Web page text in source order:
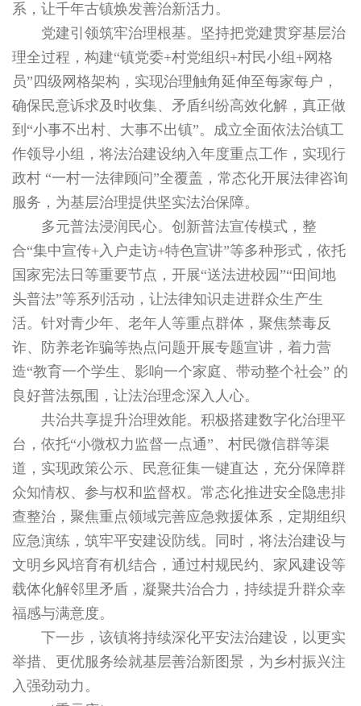
系，让千年古镇焕发善治新活力。
党建引领筑牢治理根基。坚持把党建贯穿基层治
理全过程，构建“镇党委+村党组织+村民小组+网格
员”四级网格架构，实现治理触角延伸至每家每户，
确保民意诉求及时收集、矛盾纠纷高效化解，真正做
到“小事不出村、大事不出镇”。成立全面依法治镇工
作领导小组，将法治建设纳入年度重点工作，实现行
政村 “一村一法律顾问”全覆盖，常态化开展法律咨询
服务，为基层治理提供坚实法治保障。
多元普法浸润民心。创新普法宣传模式，整
合“集中宣传+入户走访+特色宣讲”等多种形式，依托
国家宪法日等重要节点，开展“送法进校园”“田间地
头普法”等系列活动，让法律知识走进群众生产生
活。针对青少年、老年人等重点群体，聚焦禁毒反
诈、防养老诈骗等热点问题开展专题宣讲，着力营
造“教育一个学生、影响一个家庭、带动整个社会” 的
良好普法氛围，让法治理念深入人心。
共治共享提升治理效能。积极搭建数字化治理平
台，依托“小微权力监督一点通”、村民微信群等渠
道，实现政策公示、民意征集一键直达，充分保障群
众知情权、参与权和监督权。常态化推进安全隐患排
查整治，聚焦重点领域完善应急救援体系，定期组织
应急演练，筑牢平安建设防线。同时，将法治建设与
文明乡风培育有机结合，通过村规民约、家风建设等
载体化解邻里矛盾，凝聚共治合力，持续提升群众幸
福感与满意度。
下一步，该镇将持续深化平安法治建设，以更实
举措、更优服务绘就基层善治新图景，为乡村振兴注
入强劲动力。